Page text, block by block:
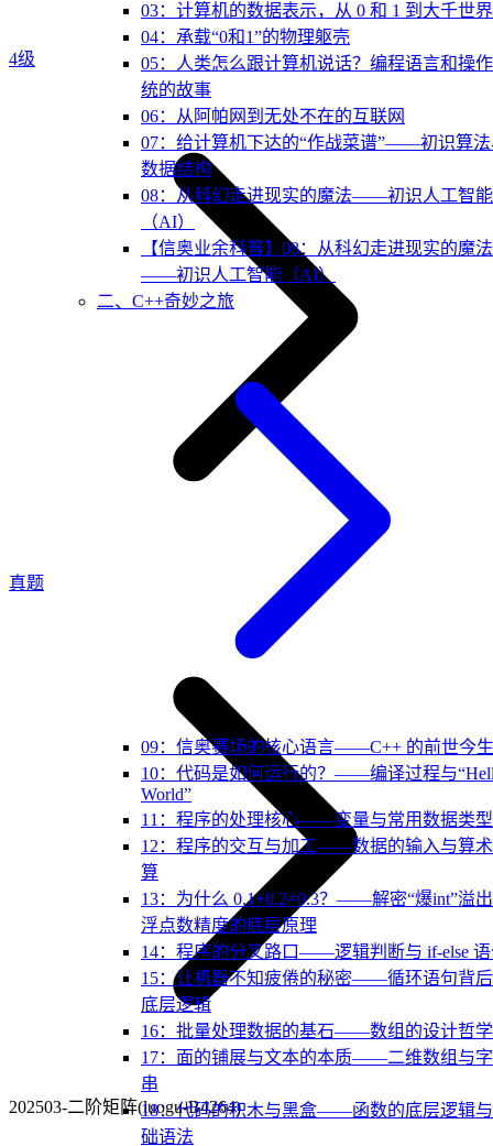
03：计算机的数据表示，从 0 和 1 到大千世界
04：承载“0和1”的物理躯壳
05：人类怎么跟计算机说话？编程语言和操
统的故事
06：从阿帕网到无处不在的互联网
07：给计算机下达的“作战菜谱”——初识算
数据结构
08：从科幻走进现实的魔法——初识人工智能
（AI）
【信奥业余科普】08：从科幻走进现实的魔法
——初识人工智能（AI）
二、C++奇妙之旅
09：信奥赛场的核心语言——C++ 的前世今生
10：代码是如何运行的？——编译过程与
World”
11：程序的处理核心——变量与常用数据类型
12：程序的交互与加工——数据的输入与算
算
13：为什么 0.1+0.2≠0.3？——解密“爆int”溢
浮点数精度的底层原理
14：程序的分叉路口——逻辑判断与 if-else
15：让机器不知疲倦的秘密——循环语句背
底层逻辑
16：批量处理数据的基石——数组的设计哲学
17：面的铺展与文本的本质——二维数组与
串
18：代码的积木与黑盒——函数的底层逻辑
础语法
4级
真题
202503-二阶矩阵(luogu-B4264)